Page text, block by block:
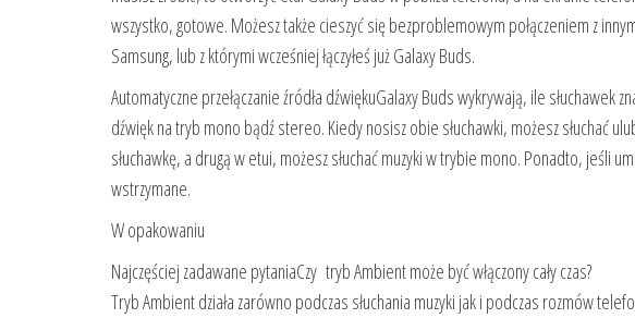
wszystko, gotowe. Możesz także cieszyć się bezproblemowym połączeniem z
Samsung, lub z którymi wcześniej łączyłeś już Galaxy Buds.
Automatyczne przełączanie źródła dźwiękuGalaxy Buds wykrywają, ile
dźwięk na tryb mono bądź stereo. Kiedy nosisz obie słuchawki, możesz słuchać
słuchawkę, a drugą w etui, możesz słuchać muzyki w trybie mono. Ponadto, jeśli
wstrzymane.
W opakowaniu
Najczęściej zadawane pytaniaCzy tryb Ambient może być włączony cały czas?
Tryb Ambient działa zarówno podczas słuchania muzyki jak i podczas rozmów